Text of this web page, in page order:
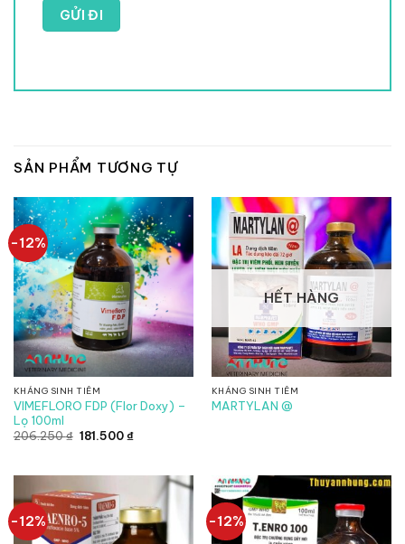
SẢN PHẨM TƯƠNG TỰ
-12%
KHÁNG SINH TIÊM
VIMEFLORO FDP (Flor Doxy) –
Lọ 100ml
206.250₫ Giá
181.500₫Giá
181.500 ₫.
HẾT HÀNG
KHÁNG SINH TIÊM
MARTYLAN @
-12% -12%